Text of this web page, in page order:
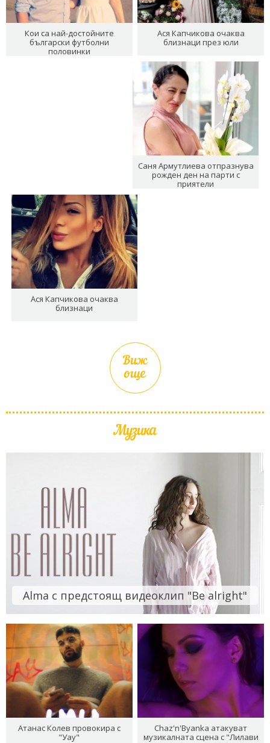
Кои са най-достойните
български футболни
половинки
Ася Капчикова очаква
близнаци през юли
Саня Армутлиева отпразнува
рожден ден на парти с
приятели
Ася Капчикова очаква
близнаци
Виж
още
Музика
Alma с предстоящ видеоклип "Be alright"
Атанас Колев провокира с
"Уау"
Chaz'n'Byanka атакуват
музикалната сцена с "Лилави